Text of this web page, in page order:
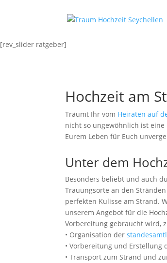
[rev_slider ratgeber]
Hochzeit am
Träumt Ihr vom Heiraten auf
nicht so ungewöhnlich ist
Eurem Leben für Euch
Unter dem
Besonders beliebt und auch
Trauungsorte an den
perfekten Kulisse am Strand.
unserem Angebot für die
Vorbereitung gebraucht wird,
• Organisation der
• Vorbereitung und Erstellung
• Transport zum Strand und